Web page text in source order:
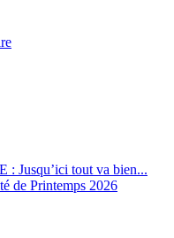
Jusqu’ici tout va bien...
de Printemps 2026